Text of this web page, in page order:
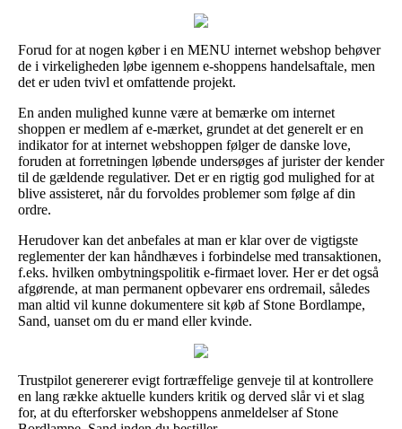
Forud for at nogen køber i en MENU internet webshop behøver
de i virkeligheden løbe igennem e-shoppens handelsaftale, men
det er uden tvivl et omfattende projekt.
En anden mulighed kunne være at bemærke om internet
shoppen er medlem af e-mærket, grundet at det generelt er en
indikator for at internet webshoppen følger de danske love,
foruden at forretningen løbende undersøges af jurister der kender
til de gældende regulativer. Det er en rigtig god mulighed for at
blive assisteret, når du forvoldes problemer som følge af din
ordre.
Herudover kan det anbefales at man er klar over de vigtigste
reglementer der kan håndhæves i forbindelse med transaktionen,
f.eks. hvilken ombytningspolitik e-firmaet lover. Her er det også
afgørende, at man permanent opbevarer ens ordremail, således
man altid vil kunne dokumentere sit køb af Stone Bordlampe,
Sand, uanset om du er mand eller kvinde.
Trustpilot genererer evigt fortræffelige genveje til at kontrollere
en lang række aktuelle kunders kritik og derved slår vi et slag
for, at du efterforsker webshoppens anmeldelser af Stone